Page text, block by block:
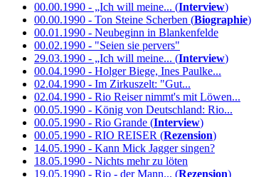
00.00.1990 - „Ich will meine... (Interview)
00.00.1990 - Ton Steine Scherben (Biographie)
00.01.1990 - Neubeginn in Blankenfelde
00.02.1990 - "Seien sie pervers"
29.03.1990 - „Ich will meine... (Interview)
00.04.1990 - Holger Biege, Ines Paulke...
02.04.1990 - Im Zirkuszelt: "Gut...
02.04.1990 - Rio Reiser nimmt's mit Löwen...
00.05.1990 - König von Deutschland: Rio...
00.05.1990 - Rio Grande (Interview)
00.05.1990 - RIO REISER (Rezension)
14.05.1990 - Kann Mick Jagger singen?
18.05.1990 - Nichts mehr zu löten
19.05.1990 - Rio - der Mann... (Rezension)